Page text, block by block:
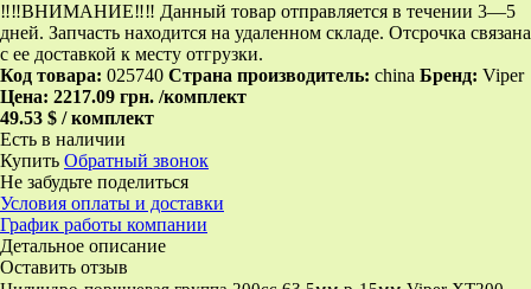
‼‼ВНИМАНИЕ‼‼ Данный товар отправляется в течении 3—5
дней. Запчасть находится на удаленном складе. Отсрочка связана
с ее доставкой к месту отгрузки.
Код товара: 025740 Страна производитель: china Бренд: Viper
Цена: 2217.09 грн. /комплект
49.53 $ / комплект
Есть в наличии
Купить Обратный звонок
Не забудьте поделиться
Условия оплаты и доставки
График работы компании
Детальное описание
Оставить отзыв